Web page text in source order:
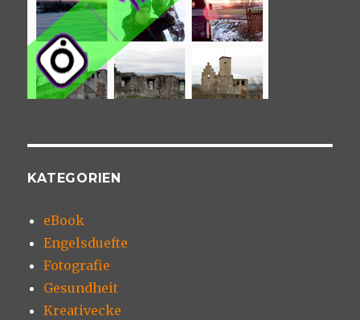
KATEGORIEN
eBook
Engelsduefte
Fotografie
Gesundheit
Kreativecke